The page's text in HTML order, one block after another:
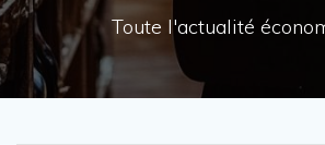
Toute l'actualité